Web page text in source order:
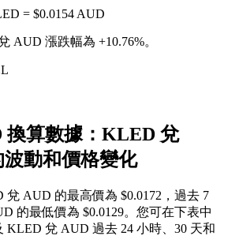
= $0.0154 AUD
AUD 漲跌幅為 +10.76%。
算數據：KLED 兌
動和價格變化
兌 AUD 的最高價為 $0.0172，過去 7
的最低價為 $0.0129。您可在下表中
KLED 兌 AUD 過去 24 小時、30 天和